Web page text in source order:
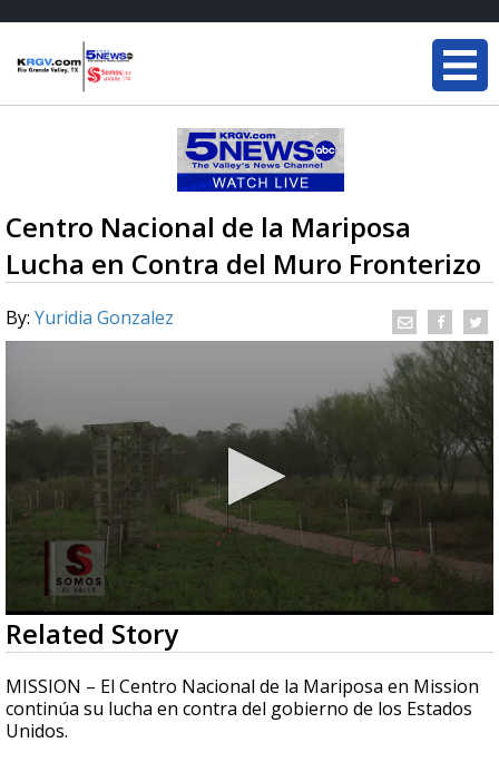
Centro Nacional de la Mariposa
Lucha en Contra del Muro Fronterizo
By: Yuridia Gonzalez
0
seconds
of
2
minutes,
28
seconds
Related Story
MISSION – El Centro Nacional de la Mariposa en Mission
continúa su lucha en contra del gobierno de los Estados
Unidos.